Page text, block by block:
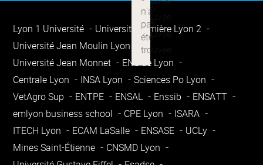
Lyon 1 Université
Université Lumière Lyon 2
Université Jean Moulin Lyon 3
Université Jean Monnet
ENS de Lyon
Centrale Lyon
INSA Lyon
Sciences Po Lyon
VetAgro Sup
ENTPE ENSAL Enssib
ENSATT
emlyon business school
CPE Lyon
ISARA
ITECH Lyon
ECAM LaSalle ENSASE
UCLy
Mines Saint-Étienne
CNSMD Lyon